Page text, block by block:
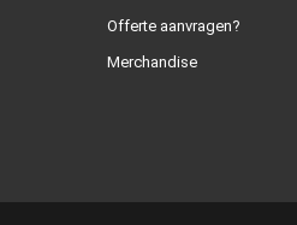
Offerte aanvragen?
Merchandise